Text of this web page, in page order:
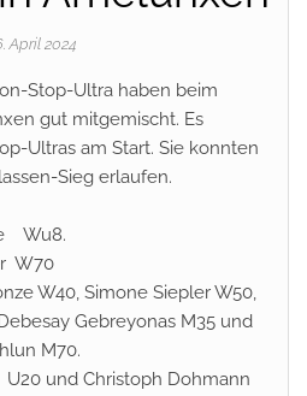
April 2024
Stop-Ultra haben beim
gut mitgemischt. Es
Ultras am Start. Sie konnten
Sieg erlaufen.
Wu8.
W70
W40, Simone Siepler W50,
Gebreyonas M35 und
M70.
und Christoph Dohmann